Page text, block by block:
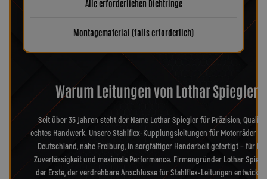
Alle erforderlichen Dichtringe
Montagematerial (falls erforderlich)
Warum Leitungen von Lothar Spiegler?
Seit über 35 Jahren steht der Name Lothar Spiegler für Präzision,
echtes Handwerk. Unsere Stahlflex-Kupplungsleitungen für Motorräder
Deutschland, nahe Freiburg, in sorgfältiger Handarbeit gefertigt – für
Zuverlässigkeit und maximale Performance. Firmengründer Lothar
der Erste, der verdrehbare Anschlüsse für Stahlflex-Leitungen